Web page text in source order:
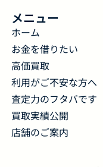
メニュー
ホーム
お金を借りたい
高価買取
利用がご不安な方へ
査定力のフタバです
買取実績公開
店舗のご案内